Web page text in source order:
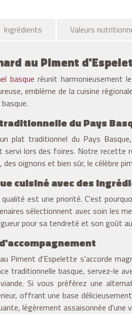
Ingrédients Valeurs
au Piment
basque réunit harmonieusement
emblème de la cuisine
du Pays
plat traditionnel du Pays
servi lors des foires. Notre recette
des oignons et bien sûr, le célèbre
cuisiné avec des
qualité est une priorité. C'est
sélectionnent avec soin les
pour sa tendreté et son goût
Piment d'Espelette s'accorde
traditionnelle basque, servez-le
Si vous préférez une
offrant une base
légèrement assaisonnée d'une